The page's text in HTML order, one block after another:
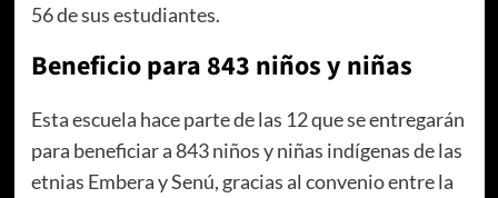
56 de sus estudiantes.
Beneficio para 843 niños y niñas
Esta escuela hace parte de las 12 que se entregarán
para beneficiar a 843 niños y niñas indígenas de las
etnias Embera y Senú, gracias al convenio entre la